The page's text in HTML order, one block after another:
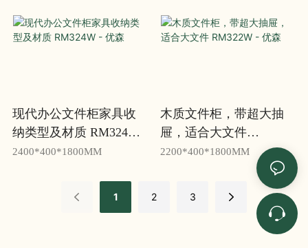
现代办公文件柜家具收
纳类型及材质 RM324W -
优森
2400*400*1800MM
木质文件柜，带超大抽
屉，适合大文件
RM322W - 优森
2200*400*1800MM
1 2 3